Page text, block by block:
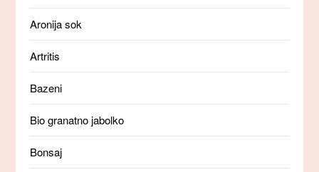
Aronija sok
Artritis
Bazeni
Bio granatno jabolko
Bonsaj